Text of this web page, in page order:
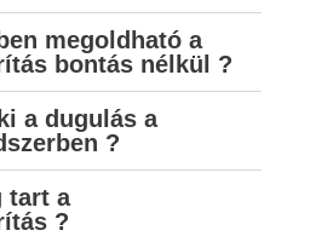
megoldható a
bontás nélkül ?
a dugulás a
?
tart a
?